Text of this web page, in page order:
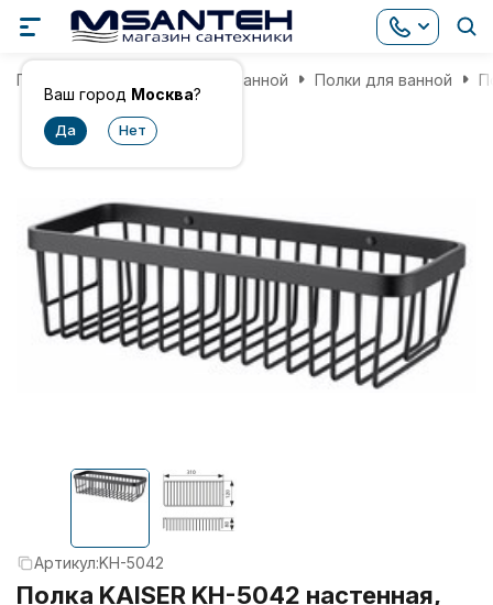
Ваш город Москва?
Главная Аксессуары для ванной Полки для ванной
Артикул:KH-5042
Полка KAISER KH-5042 настенная,